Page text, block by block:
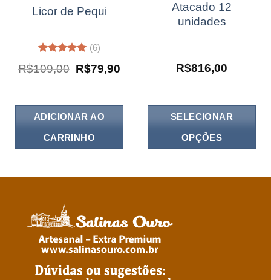
Licor de Pequi
5.00de 5
(6)
R$109,00 O
preço
R$109,00.
R$79,90
R$79,90.
ADICIONAR AO
CARRINHO
Atacado 12
unidades
R$816,00
SELECIONAR
OPÇÕES